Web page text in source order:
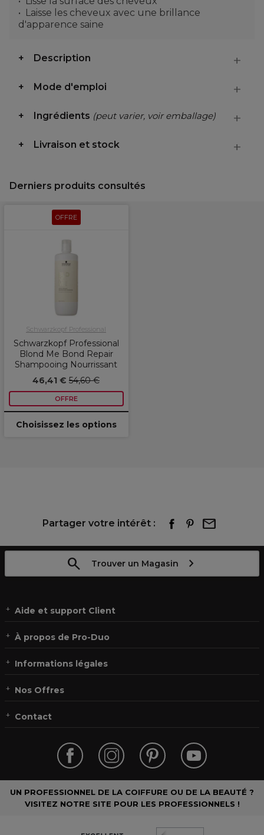
Laisse les cheveux avec une brillance
d'apparence saine
Description
Mode d'emploi
Ingrédients (peut varier, voir emballage)
Livraison et stock
Derniers produits consultés
OFFRE
Schwarzkopf Professional
Schwarzkopf Professional
Blond Me Bond Repair
Shampooing Nourrissant
46,41 € 54,60 €
OFFRE
Choisissez les options
Partager votre intérêt :
Trouver un Magasin
Aide et support Client
À propos de Pro-Duo
Informations légales
Nos Offres
Contact
UN PROFESSIONNEL DE LA COIFFURE OU DE LA BEAUTÉ ?
VISITEZ NOTRE SITE POUR LES PROFESSIONNELS !